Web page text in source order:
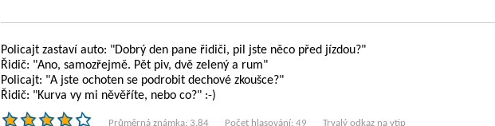
Policajt zastaví auto: "Dobrý den pane řidiči, pil jste něco před jízdou?"
Řidič: "Ano, samozřejmě. Pět piv, dvě zelený a rum"
Policajt: "A jste ochoten se podrobit dechové zkoušce?"
Řidič: "Kurva vy mi něvěříte, nebo co?" :-)
Průměrná známka: 3.84 Počet hlasování: 49 Trvalý odkaz na vtip